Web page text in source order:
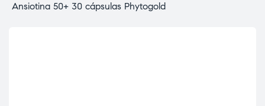
Ansiotina 50+ 30 cápsulas Phytogold